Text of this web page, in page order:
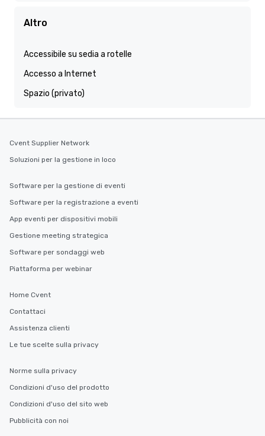
Altro
Accessibile su sedia a rotelle
Accesso a Internet
Spazio (privato)
Cvent Supplier Network
Soluzioni per la gestione in loco
Software per la gestione di eventi
Software per la registrazione a eventi
App eventi per dispositivi mobili
Gestione meeting strategica
Software per sondaggi web
Piattaforma per webinar
Home Cvent
Contattaci
Assistenza clienti
Le tue scelte sulla privacy
Norme sulla privacy
Condizioni d'uso del prodotto
Condizioni d'uso del sito web
Pubblicità con noi